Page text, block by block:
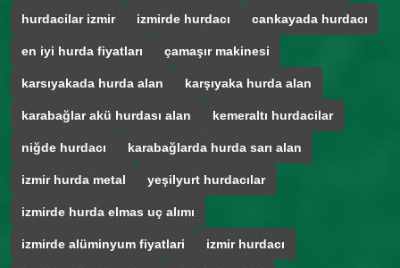
hurdacilar izmir izmirde hurdacı cankayada hurdacı
en iyi hurda fiyatları çamaşır makinesi
karsıyakada hurda alan karşıyaka hurda alan
karabağlar akü hurdası alan kemeraltı hurdacilar
niğde hurdacı karabağlarda hurda sarı alan
izmir hurda metal yeşilyurt hurdacılar
izmirde hurda elmas uç alımı
izmirde alüminyum fiyatlari izmir hurdacı